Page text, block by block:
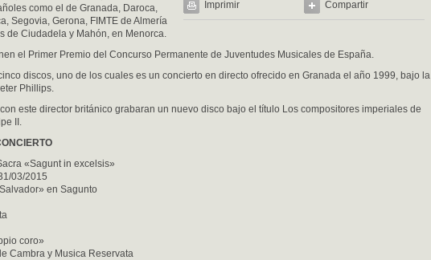
Imprimir Compartir
como el de Granada, Daroca,
Segovia, Gerona, FIMTE de Almería
de Ciudadela y Mahón, en Menorca.
el Primer Premio del Concurso Permanente de Juventudes Musicales de España.
discos, uno de los cuales es un concierto en directo ofrecido en Granada el año 1999, bajo la
Phillips.
este director británico grabaran un nuevo disco bajo el título Los compositores imperiales de
II.
«Sagunt in excelsis»
03/2015
en Sagunto
coro»
Cambra y Musica Reservata